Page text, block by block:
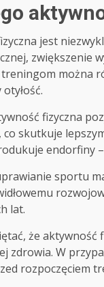
jest
zwiększenie
można
fizyczna
skutkuje
endorfiny
sportu
lat.
że
zdrowia. W
rozpoczęciem